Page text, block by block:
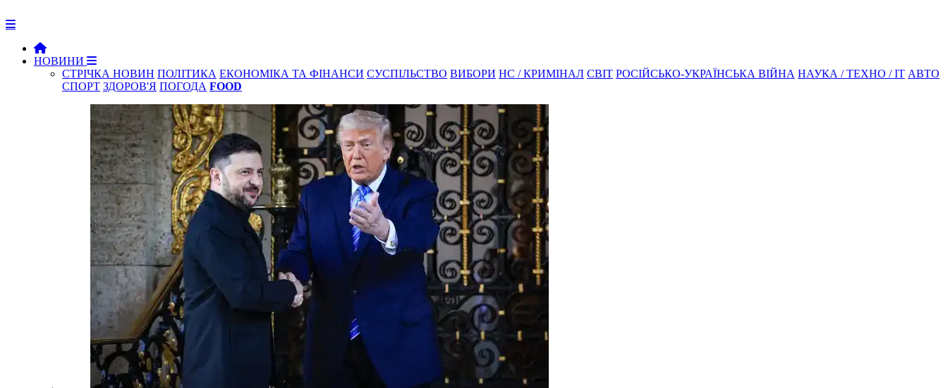
НОВИНИ
СТРІЧКА НОВИН ПОЛІТИКА ЕКОНОМІКА ТА ФІНАНСИ СУСПІЛЬСТВО ВИБОРИ НС / КРИМІНАЛ СВІТ РОСІЙСЬКО-УКРАЇНСЬКА ВІЙНА НАУКА / ТЕХНО / IT АВТО
СПОРТ ЗДОРОВ'Я ПОГОДА FOOD